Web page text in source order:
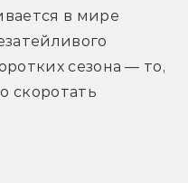
в мире
сезона — то,
скоротать